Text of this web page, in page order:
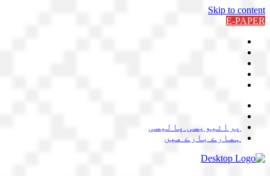
Skip to content
E-PAPER
پرائیویسی پالیسی
ہمارے بارے میں